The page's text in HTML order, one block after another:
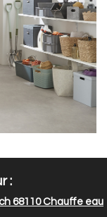
:
68110Chauffe eau